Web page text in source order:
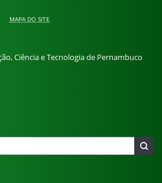
MAPA DO SITE
Ciência e Tecnologia de Pernambuco